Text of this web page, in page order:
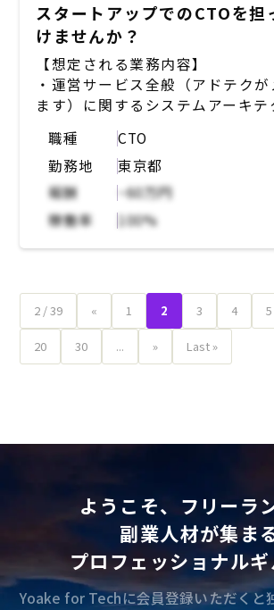
スタートアップでのCTOを担
けませんか？
【想定される業務内容】
・運営サービス全般（アドテク
ます）に関するシステムアーキテ
・社内インフラの整理
・外注先のコントロール
・開発組織の0からの立ち上げ（
期にご参画いただきながら徐々に
くイメージです）
職種
CTO
勤務地
東京都
報酬
~60万円
稼働率
100%
2 / 39 « 1 2 3 4 5
20 30 ... » Last »
ようこそ、フリーラ
副業人材が集ま
プロフェッショナル
Yoake for Techに会員登録いただくと